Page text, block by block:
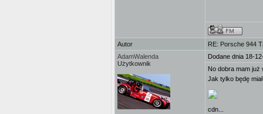
Autor
RE: Porsche 944
AdamWalenda
Użytkownik
Dodane dnia 18-
No dobra mam
Jak tylko będę
cdn...